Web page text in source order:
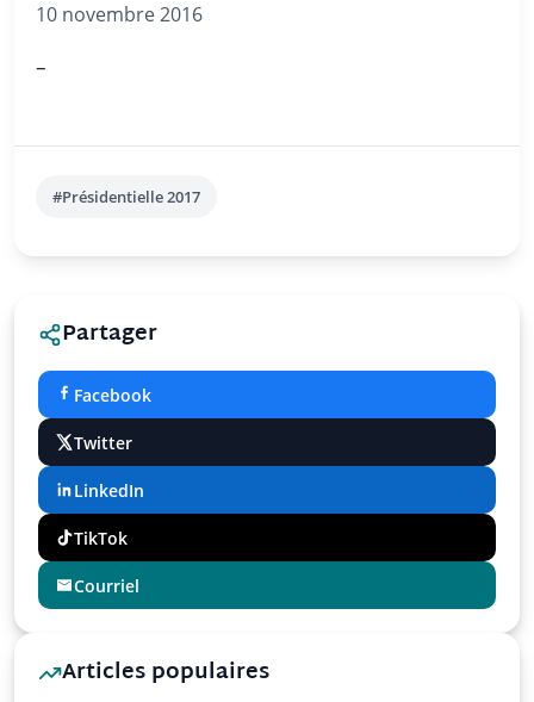
10 novembre 2016
–
#Présidentielle 2017
Partager
Facebook
Twitter
LinkedIn
TikTok
Courriel
Articles populaires